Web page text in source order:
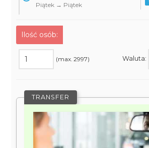
Piątek → Piątek
Ilość osób:
(max. 2997) Waluta:
TRANSFER